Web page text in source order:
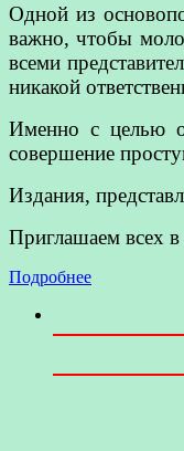
Одной из
важно, чтобы
всеми
никакой
Именно с целью
совершение
Издания,
Приглашаем всех
Подробнее